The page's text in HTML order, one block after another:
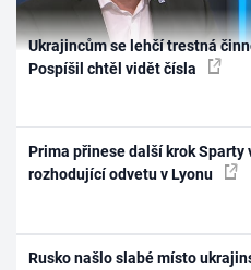
Ukrajincům se lehčí trestná
Pospíšil chtěl vidět čísla
Prima přinese další krok Sparty
rozhodující odvetu v Lyonu
Rusko našlo slabé místo